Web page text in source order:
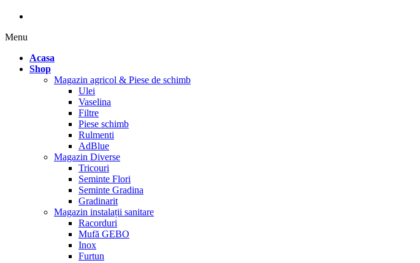
Menu
Acasa
Shop
Magazin agricol & Piese de schimb
Ulei
Vaselina
Filtre
Piese schimb
Rulmenti
AdBlue
Magazin Diverse
Tricouri
Seminte Flori
Seminte Gradina
Gradinarit
Magazin instalații sanitare
Racorduri
Mufă GEBO
Inox
Furtun